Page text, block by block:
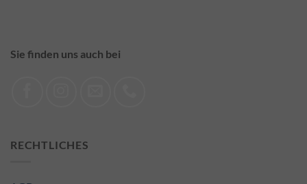
Sie finden uns auch bei
RECHTLICHES